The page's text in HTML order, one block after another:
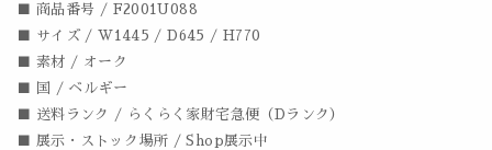
■ 商品番号 / F2001U088
■ サイズ / W1445 / D645 / H770
■ 素材 / オーク
■ 国 / ベルギー
■ 送料ランク / らくらく家財宅急便（Dランク）
■ 展示・ストック場所 / Shop展示中